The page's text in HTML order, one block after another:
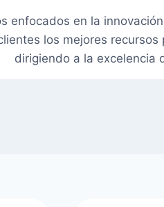
enfocados en la
los mejores
dirigiendo a la excelencia